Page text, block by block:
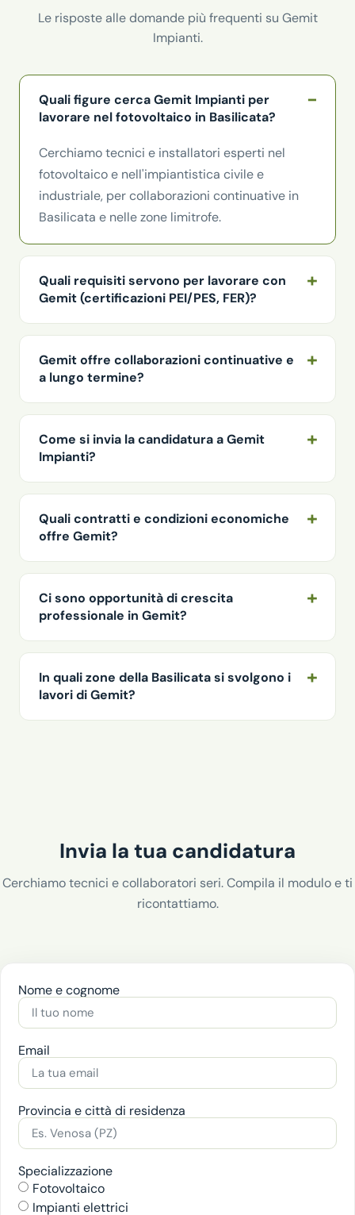
Le risposte alle domande più frequenti su Gemit
Impianti.
Quali figure cerca Gemit Impianti per
lavorare nel fotovoltaico in Basilicata?
Cerchiamo tecnici e installatori esperti nel
fotovoltaico e nell'impiantistica civile e
industriale, per collaborazioni continuative in
Basilicata e nelle zone limitrofe.
Quali requisiti servono per lavorare con
Gemit (certificazioni PEI/PES, FER)?
Gemit offre collaborazioni continuative e
a lungo termine?
Come si invia la candidatura a Gemit
Impianti?
Quali contratti e condizioni economiche
offre Gemit?
Ci sono opportunità di crescita
professionale in Gemit?
In quali zone della Basilicata si svolgono i
lavori di Gemit?
Invia la tua candidatura
Cerchiamo tecnici e collaboratori seri. Compila il modulo e ti
ricontattiamo.
Nome e cognome
Email
Provincia e città di residenza
Specializzazione
Fotovoltaico
Impianti elettrici